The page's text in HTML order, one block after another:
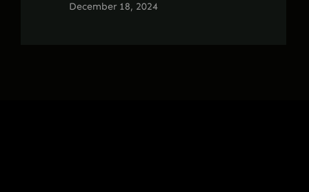
December 18, 2024